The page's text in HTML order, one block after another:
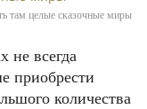
там целые сказочные миры
не всегда
приобрести
количества